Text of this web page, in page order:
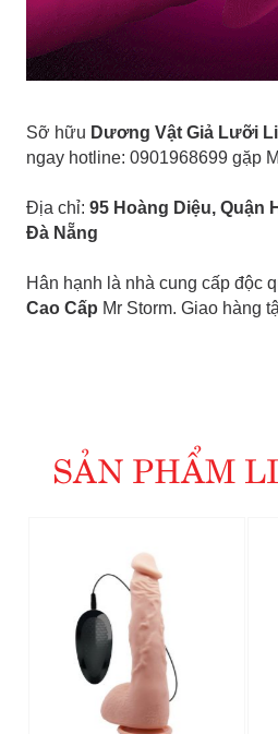
Sỡ hữu Dương Vật Giả Lưỡi
ngay hotline: 0901968699 gặp
Địa chỉ: 95 Hoàng Diệu, Quận
Đà Nẵng
Hân hạnh là nhà cung cấp độc
Cao Cấp Mr Storm. Giao hàng
SẢN PHẨM